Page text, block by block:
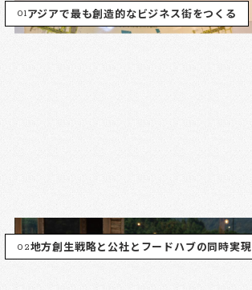
01アジアで最も創造的なビジネス街をつくる
02地方創生戦略と公社とフードハブの同時実現